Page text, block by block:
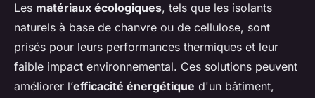
Les matériaux écologiques, tels que les isolants
naturels à base de chanvre ou de cellulose, sont
prisés pour leurs performances thermiques et leur
faible impact environnemental. Ces solutions peuvent
améliorer l’efficacité énergétique d'un bâtiment,